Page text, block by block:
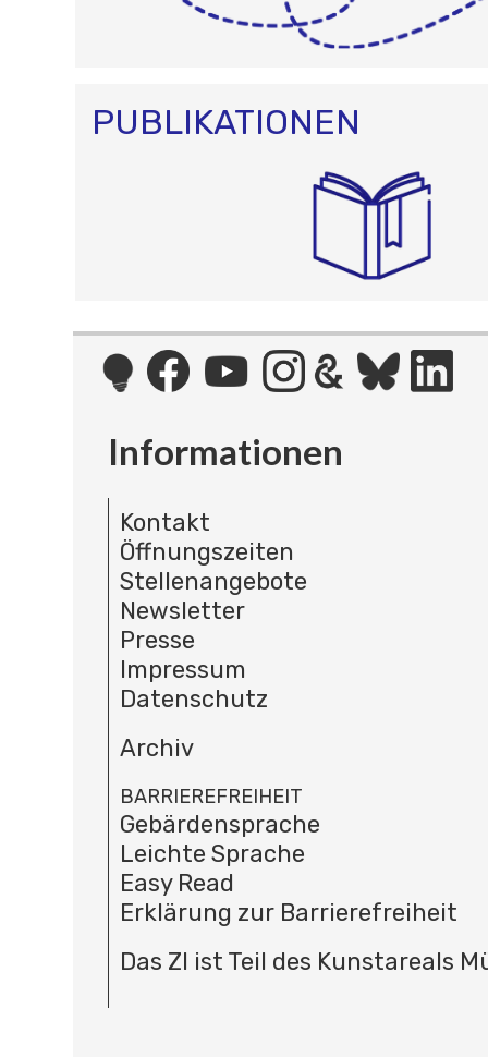
PUBLIKATIONEN
Informationen
Kontakt
Öffnungszeiten
Stellenangebote
Newsletter
Presse
Impressum
Datenschutz
Archiv
BARRIEREFREIHEIT
Gebärdensprache
Leichte Sprache
Easy Read
Erklärung zur Barrierefreiheit
Das ZI ist Teil des Kunstareals